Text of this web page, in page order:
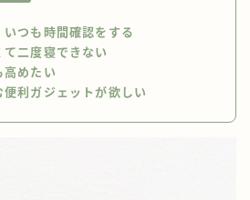
つも時間確認をする
二度寝できない
めたい
利ガジェットが欲しい